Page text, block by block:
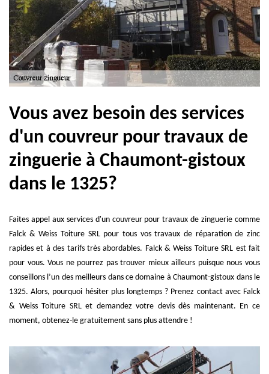
Vous avez besoin des services
d'un couvreur pour travaux de
zinguerie à Chaumont-gistoux
dans le 1325?
Faites appel aux services d'un couvreur pour travaux de zinguerie comme
Falck & Weiss Toiture SRL pour tous vos travaux de réparation de zinc
rapides et à des tarifs très abordables. Falck & Weiss Toiture SRL est fait
pour vous. Vous ne pourrez pas trouver mieux ailleurs puisque nous vous
conseillons l’un des meilleurs dans ce domaine à Chaumont-gistoux dans le
1325. Alors, pourquoi hésiter plus longtemps ? Prenez contact avec Falck
& Weiss Toiture SRL et demandez votre devis dès maintenant. En ce
moment, obtenez-le gratuitement sans plus attendre !